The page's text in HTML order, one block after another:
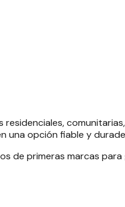
una opción fiable y
de primeras marcas